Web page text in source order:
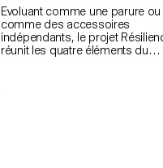
Evoluant comme une parure ou
comme des accessoires
indépendants, le projet
réunit les quatre éléments du